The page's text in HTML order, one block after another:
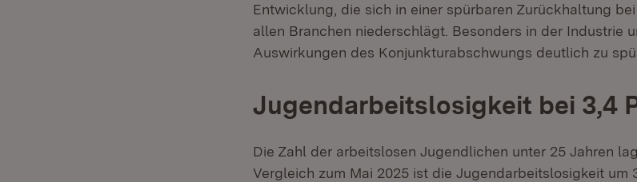
Entwicklung, die sich in einer spürbaren Zurückhaltung
allen Branchen niederschlägt. Besonders in der Industrie
Auswirkungen des Konjunkturabschwungs deutlich zu
Jugendarbeitslosigkeit bei 3,4
Die Zahl der arbeitslosen Jugendlichen unter 25 Jahren
Vergleich zum Mai 2025 ist die Jugendarbeitslosigkeit um